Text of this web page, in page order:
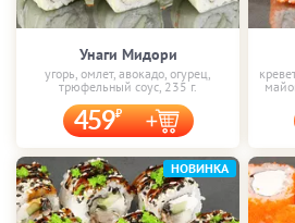
Унаги Мидори
угорь, омлет, авокадо, огурец,
трюфельный соус, 235 г.
459
НОВИНКА